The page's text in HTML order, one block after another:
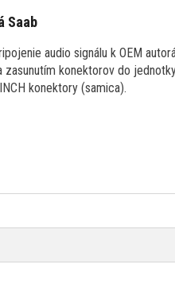
Saab
audio signálu k OEM
zasunutím konektorov do
konektory (samica).